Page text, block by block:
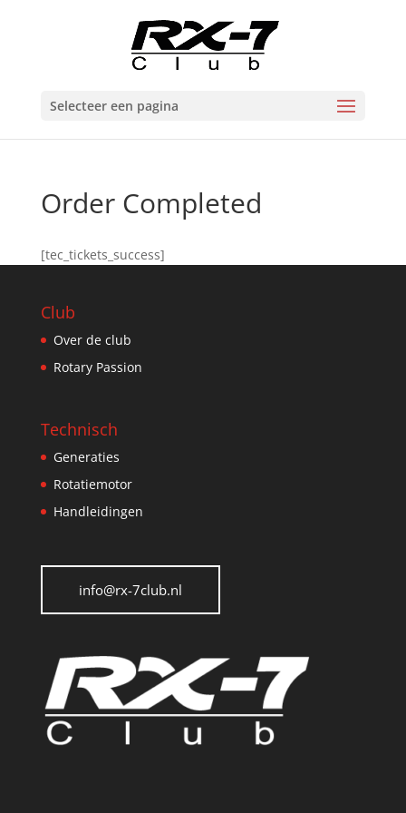
Selecteer een pagina
Order Completed
[tec_tickets_success]
Club
Over de club
Rotary Passion
Technisch
Generaties
Rotatiemotor
Handleidingen
info@rx-7club.nl